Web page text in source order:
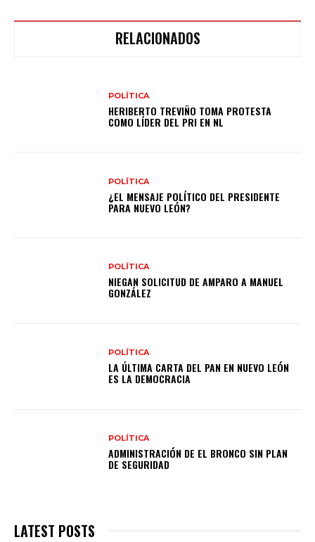
RELACIONADOS
POLÍTICA
HERIBERTO TREVIÑO TOMA PROTESTA
COMO LÍDER DEL PRI EN NL
POLÍTICA
¿EL MENSAJE POLÍTICO DEL PRESIDENTE
PARA NUEVO LEÓN?
POLÍTICA
NIEGAN SOLICITUD DE AMPARO A MANUEL
GONZÁLEZ
POLÍTICA
LA ÚLTIMA CARTA DEL PAN EN NUEVO LEÓN
ES LA DEMOCRACIA
POLÍTICA
ADMINISTRACIÓN DE EL BRONCO SIN PLAN
DE SEGURIDAD
LATEST POSTS